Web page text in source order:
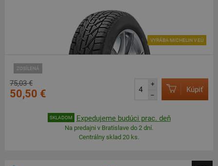
ZOSÍLENÁ
VYRÁBA MICHELIN V EÚ
75,03 €
50,50 €
+
–
Kúpiť
SKLADOM Expedujeme budúci prac. deň
Na predajni v Bratislave do 2 dní.
Centrálny sklad 20 ks.